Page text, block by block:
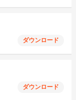
ダウンロード
ダウンロード